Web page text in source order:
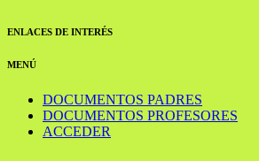
ENLACES DE INTERÉS
MENÚ
DOCUMENTOS PADRES
DOCUMENTOS PROFESORES
ACCEDER